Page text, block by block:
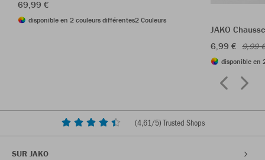
69,99 €
disponible en 2 couleurs différentes2 Couleurs
JAKO
6,99 € 9,99
disponible en
(4,61/5) Trusted Shops
SUR JAKO